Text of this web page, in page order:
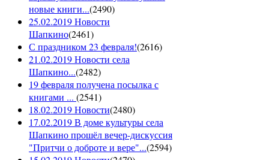
новые книги...(2490)
25.02.2019 Новости
Шапкино(2461)
С праздником 23 февраля!(2616)
21.02.2019 Новости села
Шапкино...(2482)
19 февраля получена посылка с
книгами ... (2541)
18.02.2019 Новости(2480)
17.02.2019 В доме культуры села
Шапкино прошёл вечер-дискуссия
"Притчи о доброте и вере"...(2594)